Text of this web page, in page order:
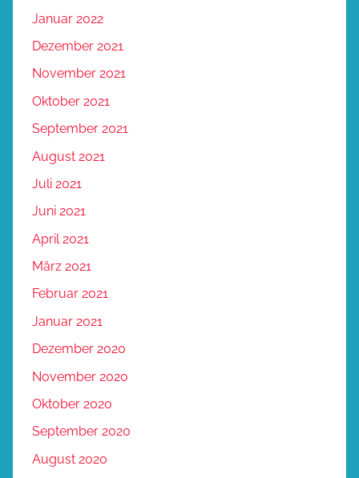
Januar 2022
Dezember 2021
November 2021
Oktober 2021
September 2021
August 2021
Juli 2021
Juni 2021
April 2021
März 2021
Februar 2021
Januar 2021
Dezember 2020
November 2020
Oktober 2020
September 2020
August 2020